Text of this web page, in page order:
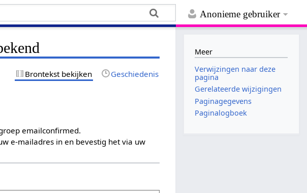
Anonieme gebruiker
Brontekst bekijken Geschiedenis
emailconfirmed.
e-mailadres in en bevestig het via uw
Meer
Verwijzingen naar deze
pagina
Gerelateerde wijzigingen
Paginagegevens
Paginalogboek